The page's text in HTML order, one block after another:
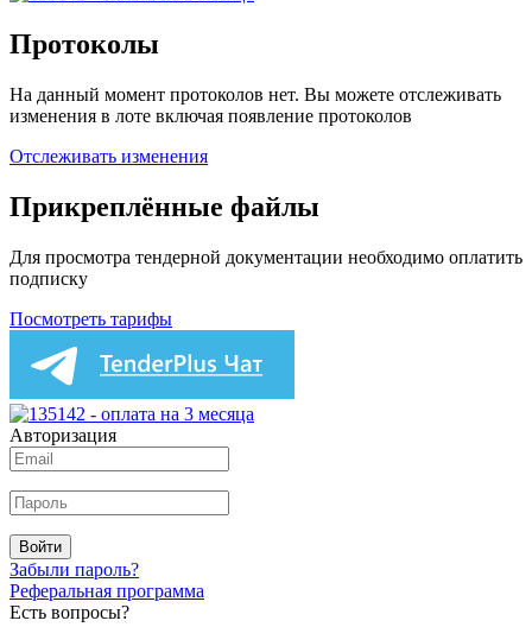
Протоколы
На данный момент протоколов нет. Вы можете отслеживать
изменения в лоте включая появление протоколов
Отслеживать изменения
Прикреплённые файлы
Для просмотра тендерной документации необходимо оплатить
подписку
Посмотреть тарифы
Авторизация
Войти
Забыли пароль?
Реферальная программа
Есть вопросы?